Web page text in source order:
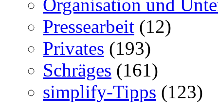
Organisation und
Pressearbeit (12)
Privates (193)
Schräges (161)
simplify-Tipps (123)